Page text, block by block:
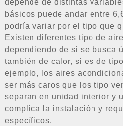
depende de distintas
básicos puede andar entre
podría variar por el tipo que
Existen diferentes tipo de
dependiendo de si se busca
también de calor, si es de
ejemplo, los aires
ser más caros que los tipo
separan en unidad interior y
complica la instalación y
específicos.